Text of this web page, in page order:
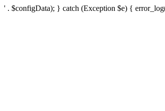
' . $configData); } catch (Exception $e) {